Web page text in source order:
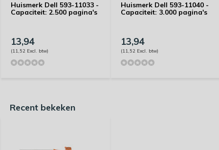
Huismerk Dell 593-11033 -
Capaciteit: 2.500 pagina's
13,94
(11,52 Excl. btw)
Huismerk Dell 593-11040 -
Capaciteit: 3.000 pagina's
13,94
(11,52 Excl. btw)
Recent bekeken